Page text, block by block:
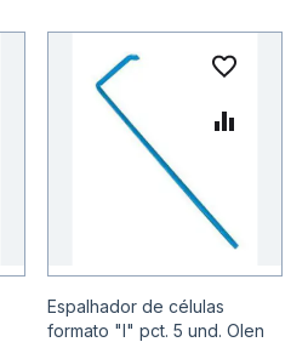
à lista de
para Comparar
Espalhador de células
formato "l" pct. 5 und. Olen